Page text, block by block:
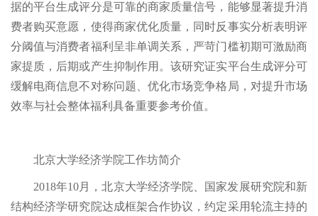
据的平台生成评分是可靠的商家质量信号，能够显著提升消
费者购买意愿，使得商家优化质量，同时反事实分析表明评
分阈值与消费者福利呈非单调关系，严苛门槛初期可激励商
家提质，后期或产生抑制作用。该研究证实平台生成评分可
缓解电商信息不对称问题、优化市场竞争格局，对提升市场
效率与社会整体福利具备重要参考价值。
北京大学经济学院工作坊简介
2018年10月，北京大学经济学院、国家发展研究院和新
结构经济学研究院达成框架合作协议，约定采用轮流主持的